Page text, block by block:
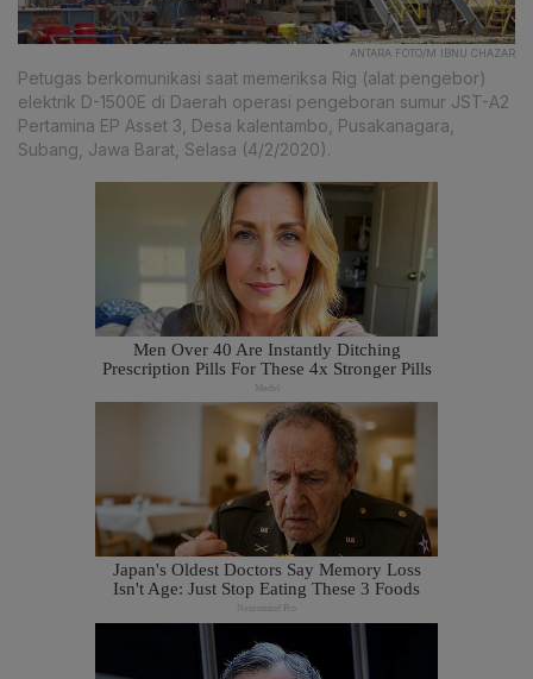
ANTARA FOTO/M IBNU CHAZAR
Petugas berkomunikasi saat memeriksa Rig (alat pengebor)
elektrik D-1500E di Daerah operasi pengeboran sumur JST-A2
Pertamina EP Asset 3, Desa kalentambo, Pusakanagara,
Subang, Jawa Barat, Selasa (4/2/2020).